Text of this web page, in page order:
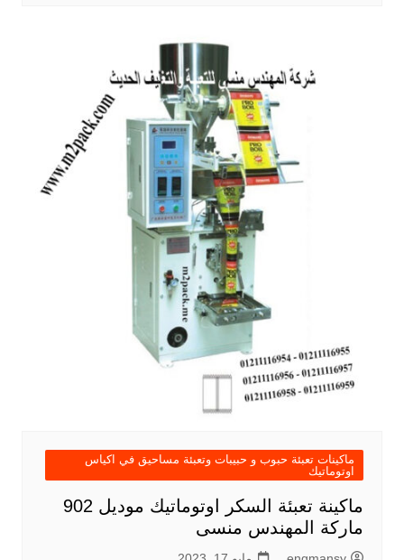
ماكينات تعبئة حبوب و حبيبات وتعبئة مساحيق في اكياس
اوتوماتيك
ماكينة تعبئة السكر اوتوماتيك موديل 902
ماركة المهندس منسى